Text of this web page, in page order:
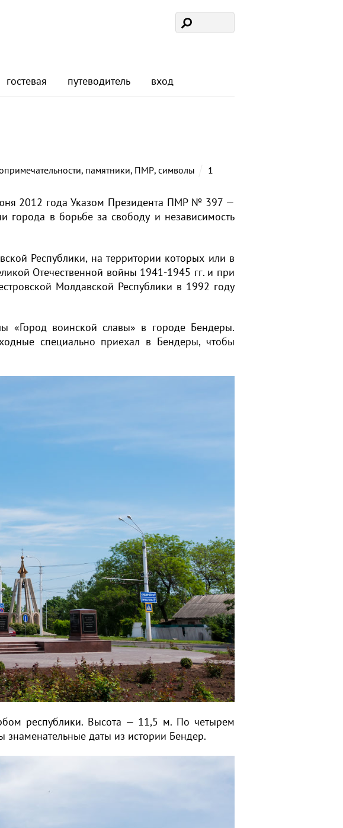
гостевая путеводитель вход
, памятники, ПМР, символы
1
2012 года Указом Президента ПМР № 397 —
города в борьбе за свободу и независимость
Республики, на территории которых или в
Отечественной войны 1941-1945 гг. и при
Молдавской Республики в 1992 году
«Город воинской славы» в городе Бендеры.
специально приехал в Бендеры, чтобы
республики. Высота — 11,5 м. По четырем
даты из истории Бендер.